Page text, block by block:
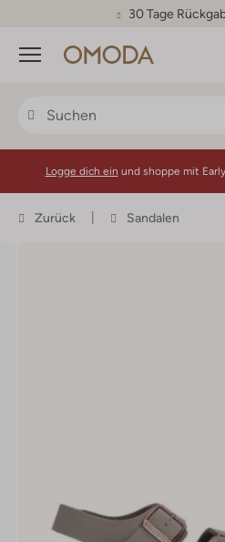
30 Tage
Menü
Logge dich ein und shoppe mit
Zurück Sandalen